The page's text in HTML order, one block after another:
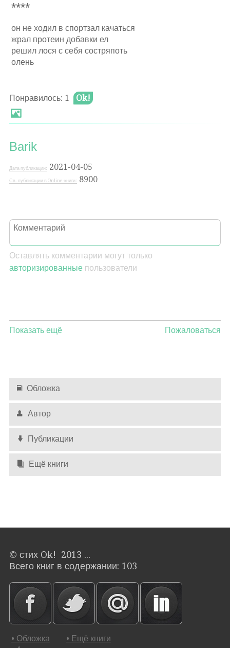
****
он не ходил в спортзал качаться
жрал протеин добавки ел
решил лося с себя состряпоть
олень
Понравилось: 1 Ok!
Barik
Дата публикации: 2021-04-05
Св. публикации в Online-книги: 8900
Оставлять комментарии могут только
авторизированныепользователи
Показать ещё Пожаловаться
Обложка
Автор
Публикации
Ещё книги
© стих Ok! 2013 ...
Всего книг в содержании: 103
• Обложка
• Ещё книги